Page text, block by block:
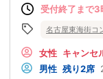
受付終了まで3
名古屋東海街コ
女性 キャンセ
男性 残り2席